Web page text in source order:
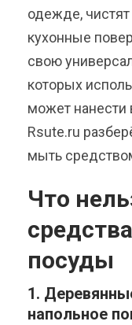
одежде,
кухонные
свою
которых
может нанести
Rsute.ru
мыть
Что
посуды
1.
напольное